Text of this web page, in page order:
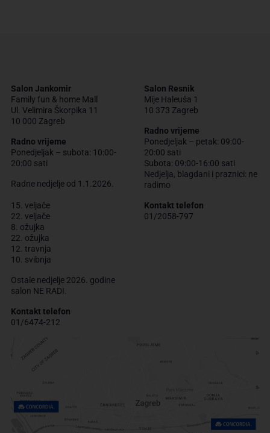
Salon Jankomir
Family fun & home Mall
Ul. Velimira Škorpika 11
10 000 Zagreb
Radno vrijeme
Ponedjeljak – subota: 10:00-
20:00 sati
Radne nedjelje od 1.1.2026.
15. veljače
22. veljače
8. ožujka
22. ožujka
12. travnja
10. svibnja
Ostale nedjelje 2026. godine
salon NE RADI.
Kontakt telefon
01/6474-212
Salon Resnik
Mije Haleuša 1
10 373 Zagreb
Radno vrijeme
Ponedjeljak – petak: 09:00-
20:00 sati
Subota: 09:00-16:00 sati
Nedjelja, blagdani i praznici: ne
radimo
Kontakt telefon
01/2058-797